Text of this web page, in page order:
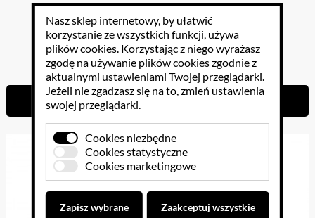
Deformacje palców plansza
38.13 PLN
Do koszyka
Nasz sklep internetowy, by ułatwić
korzystanie ze wszystkich funkcji, używa
plików cookies. Korzystając z niego wyrażasz
zgodę na używanie plików cookies zgodnie z
aktualnymi ustawieniami Twojej przeglądarki.
Jeżeli nie zgadzasz się na to, zmień ustawienia
swojej przeglądarki.
Cookies niezbędne
Cookies statystyczne
Cookies marketingowe
Zapisz wybrane Zaakceptuj wszystkie